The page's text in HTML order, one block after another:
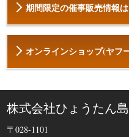
期間限定の催事販売情報
オンラインショップ(ヤフ
株式会社ひょうたん
〒028-1101